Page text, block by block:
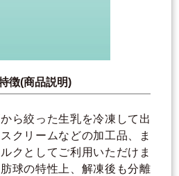
徴(商品説明)
ら絞った生乳を冷凍して出
クリームなどの加工品、ま
クとしてご利用いただけま
球の特性上、解凍後も分離